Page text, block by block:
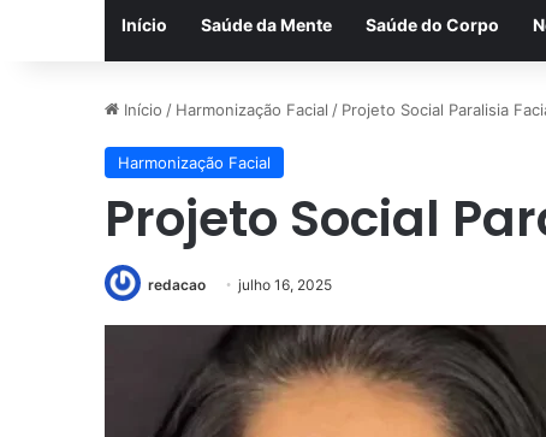
Início Saúde da Mente Saúde do Corpo
Início / Harmonização Facial / Projeto Social Paralisia
Harmonização Facial
Projeto Social
redacao julho 16, 2025